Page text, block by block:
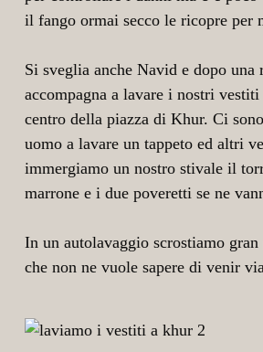
il fango ormai secco le ricopre per
Si sveglia anche Navid e dopo una
accompagna a lavare i nostri
centro della piazza di Khur. Ci
uomo a lavare un tappeto ed altri
immergiamo un nostro stivale il
marrone e i due poveretti se ne
In un autolavaggio scrostiamo
che non ne vuole sapere di venir